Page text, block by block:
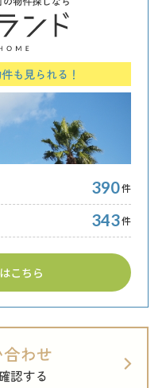
390件
343件
こちら